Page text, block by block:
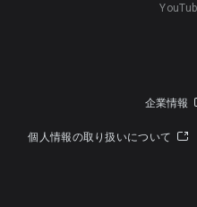
企業情報
個人情報の取り扱いについて